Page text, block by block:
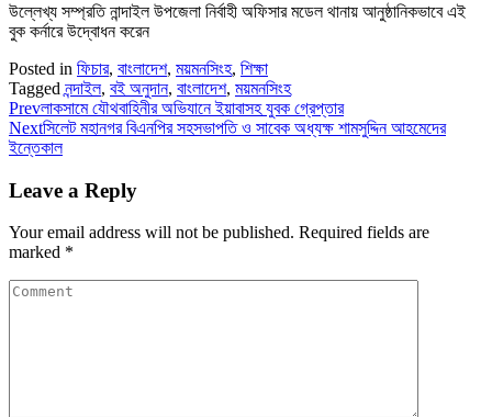
উল্লেখ্য সম্প্রতি নান্দাইল উপজেলা নির্বাহী অফিসার মডেল থানায় আনুষ্ঠানিকভাবে এই
বুক কর্নারে উদ্বোধন করেন
Posted in ফিচার, বাংলাদেশ, ময়মনসিংহ, শিক্ষা
Tagged নন্দাইল, বই অনুদান, বাংলাদেশ, ময়মনসিংহ
Prevলাকসামে যৌথবাহিনীর অভিযানে ইয়াবাসহ যুবক গ্রেপ্তার
Nextসিলেট মহানগর বিএনপির সহসভাপতি ও সাবেক অধ্যক্ষ শামসুদ্দিন আহমেদের
ইন্তেকাল
Leave a Reply
Your email address will not be published. Required fields are
marked *